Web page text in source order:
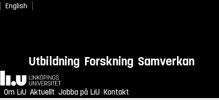
English
Utbildning Forskning Samverkan
Hem
Om LiU Aktuellt Jobba på LiU Kontakt